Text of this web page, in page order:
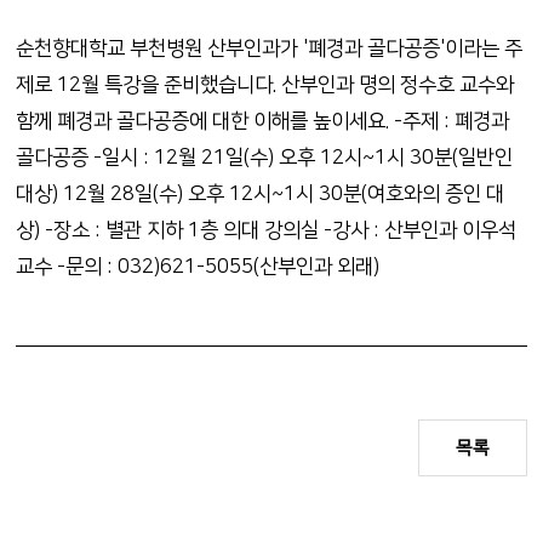
순천향대학교 부천병원 산부인과가 '폐경과 골다공증'이라는 주
제로 12월 특강을 준비했습니다. 산부인과 명의 정수호 교수와
함께 폐경과 골다공증에 대한 이해를 높이세요. -주제 : 폐경과
골다공증 -일시 : 12월 21일(수) 오후 12시~1시 30분(일반인
대상) 12월 28일(수) 오후 12시~1시 30분(여호와의 증인 대
상) -장소 : 별관 지하 1층 의대 강의실 -강사 : 산부인과 이우석
교수 -문의 : 032)621-5055(산부인과 외래)
목록